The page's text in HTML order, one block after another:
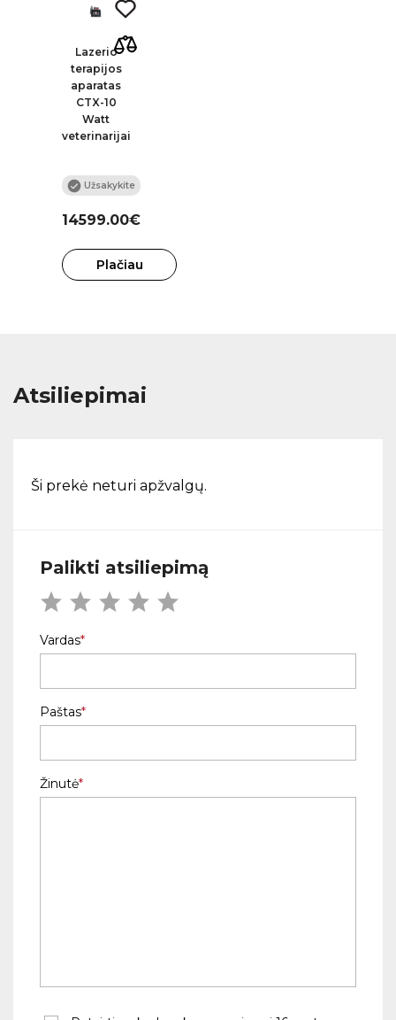
Lazerio
terapijos
aparatas
CTX-10
Watt
veterinarijai
Užsakykite
14599.00€
Plačiau
Atsiliepimai
Ši prekė neturi apžvalgų.
Palikti atsiliepimą
Vardas
Paštas
Žinutė